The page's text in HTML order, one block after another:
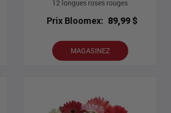
12 longues roses rouges
Prix Bloomex: 89,99 $
MAGASINEZ